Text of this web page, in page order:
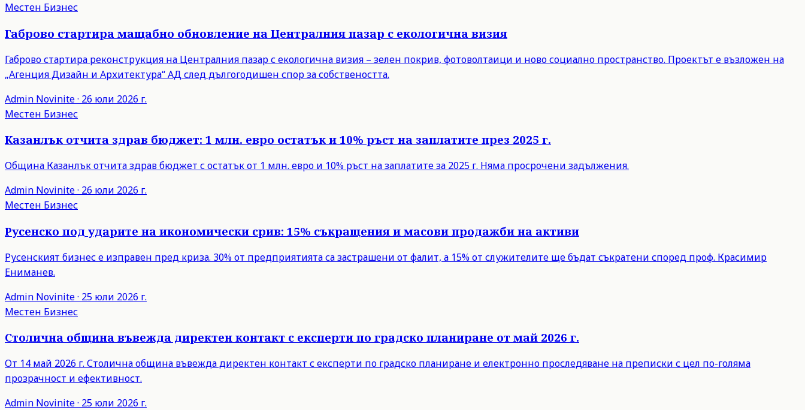
Местен Бизнес
Габрово стартира мащабно обновление на Централния пазар с екологична визия
Габрово стартира реконструкция на Централния пазар с екологична визия – зелен покрив, фотоволтаици и ново социално пространство. Проектът е възложен на
„Агенция Дизайн и Архитектура“ АД след дългогодишен спор за собствеността.
Admin Novinite· 26 юли 2026 г.
Местен Бизнес
Казанлък отчита здрав бюджет: 1 млн. евро остатък и 10% ръст на заплатите през 2025 г.
Община Казанлък отчита здрав бюджет с остатък от 1 млн. евро и 10% ръст на заплатите за 2025 г. Няма просрочени задължения.
Admin Novinite· 26 юли 2026 г.
Местен Бизнес
Русенско под ударите на икономически срив: 15% съкращения и масови продажби на активи
Русенският бизнес е изправен пред криза. 30% от предприятията са застрашени от фалит, а 15% от служителите ще бъдат съкратени според проф. Красимир
Ениманев.
Admin Novinite· 25 юли 2026 г.
Местен Бизнес
Столична община въвежда директен контакт с експерти по градско планиране от май 2026 г.
От 14 май 2026 г. Столична община въвежда директен контакт с експерти по градско планиране и електронно проследяване на преписки с цел по-голяма
прозрачност и ефективност.
Admin Novinite· 25 юли 2026 г.